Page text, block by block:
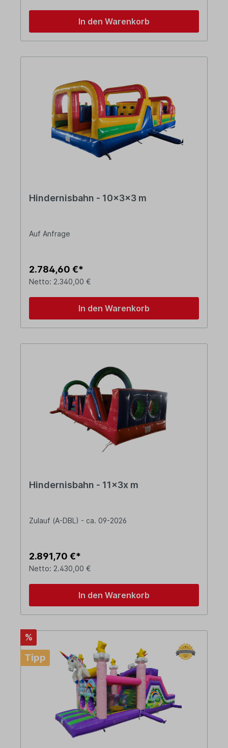
In den Warenkorb
Hindernisbahn - 10x3x3 m
Auf Anfrage
2.784,60 €*
Netto: 2.340,00 €
In den Warenkorb
Hindernisbahn - 11x3x m
Zulauf (A-DBL) - ca. 09-2026
2.891,70 €*
Netto: 2.430,00 €
In den Warenkorb
%
Tipp